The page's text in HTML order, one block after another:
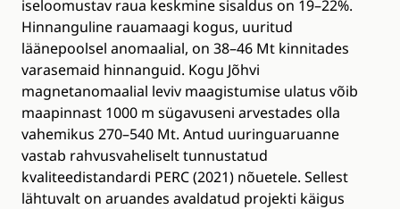
iseloomustav raua keskmine sisaldus on 19–22%.
Hinnanguline rauamaagi kogus, uuritud
läänepoolsel anomaalial, on 38–46 Mt kinnitades
varasemaid hinnanguid. Kogu Jõhvi
magnetanomaalial leviv maagistumise ulatus võib
maapinnast 1000 m sügavuseni arvestades olla
vahemikus 270–540 Mt. Antud uuringuaruanne
vastab rahvusvaheliselt tunnustatud
kvaliteedistandardi PERC (2021) nõuetele. Sellest
lähtuvalt on aruandes avaldatud projekti käigus